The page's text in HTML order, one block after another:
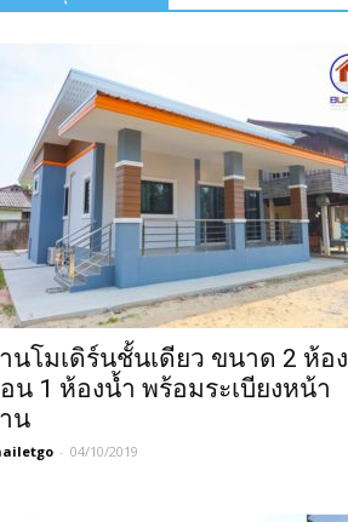
นโมเดิร์นชั้นเดียว ขนาด 2 ห้อง
น 1 ห้องน้ำ พร้อมระเบียงหน้า
น
- 04/10/2019